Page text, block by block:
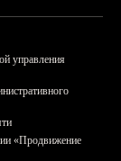
управления
«Продвижение